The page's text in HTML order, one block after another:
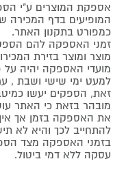
אספקת המוצרים ע"י
המופיעים בדף המכירה
כמפורט בתקנון האתר.
זמני האספקה להם
מוצר ומוצר בזירת
מועדי האספקה יהיה על
למעט ימי שישי ושבת ,
זאת, הספקים יעשו
מובהר בזאת כי האתר
את האספקה בזמן אך
להתחייב לכך והיא לא
בזמני האספקה מצד
עסקה ללא דמי ביטול.